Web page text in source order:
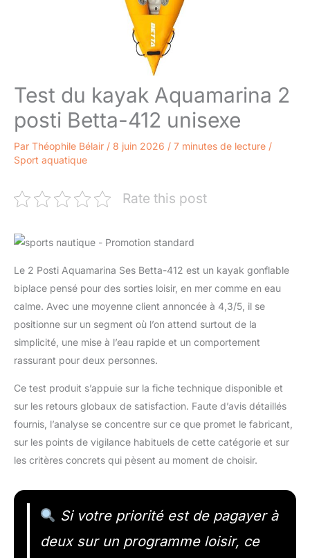
Test du kayak Aquamarina 2
posti Betta-412 unisexe
Par Théophile Bélair / 8 juin 2026 / 7 minutes de lecture /
Sport aquatique
Rate this post
Le 2 Posti Aquamarina Ses Betta-412 est un kayak gonflable
biplace pensé pour des sorties loisir, en mer comme en eau
calme. Avec une moyenne client annoncée à 4,3/5, il se
positionne sur un segment où l’on attend surtout de la
simplicité, une mise à l’eau rapide et un comportement
rassurant pour deux personnes.
Ce test produit s’appuie sur la fiche technique disponible et
sur les retours globaux de satisfaction. Faute d’avis détaillés
fournis, l’analyse se concentre sur ce que promet le fabricant,
sur les points de vigilance habituels de cette catégorie et sur
les critères concrets qui pèsent au moment de choisir.
Si votre priorité est de pagayer à
deux sur un programme loisir, ce